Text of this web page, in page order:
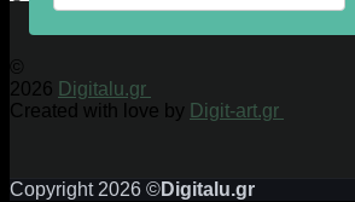
©
2026 Digitalu.gr
Created with love by Digit-art.gr
Copyright 2026 ©Digitalu.gr